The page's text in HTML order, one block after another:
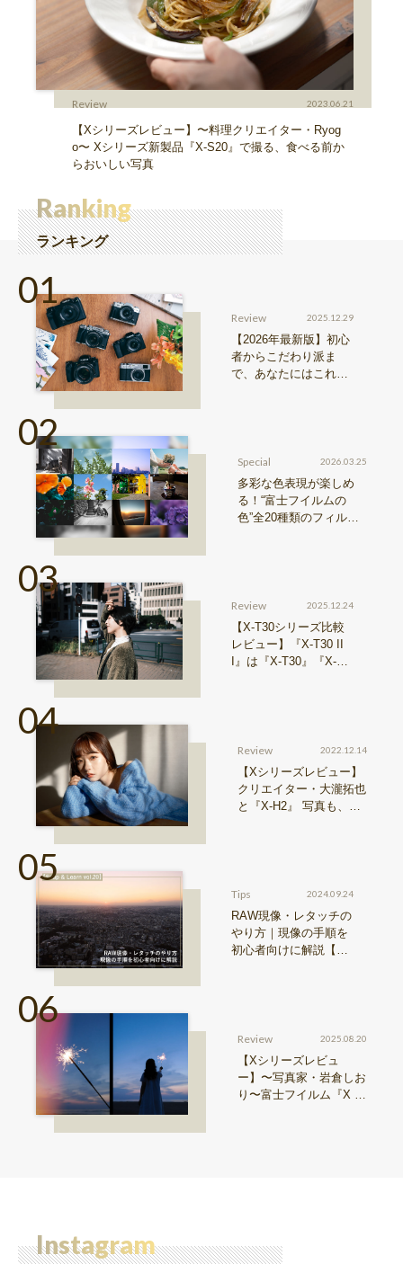
Review 2023.06.21
【Xシリーズレビュー】〜料理クリエイター・Ryog
o〜 Xシリーズ新製品『X-S20』で撮る、食べる前か
らおいしい写真
Ranking
ランキング
Review 2025.12.29
【2026年最新版】初心
者からこだわり派ま
で、あなたにはこれが
Special 2026.03.25
多彩な色表現が楽しめ
る！“富士フイルムの
色”全20種類のフィルム
Review 2025.12.24
【X-T30シリーズ比較
レビュー】『X-T30 II
I』は『X-T30』『X-T3
Review 2022.12.14
【Xシリーズレビュー】
クリエイター・大瀧拓也
と『X-H2』 写真も、動
Tips 2024.09.24
RAW現像・レタッチの
やり方｜現像の手順を
初心者向けに解説【Sn
Review 2025.08.20
【Xシリーズレビュ
ー】〜写真家・岩倉しお
り〜富士フイルム『X ha
Instagram